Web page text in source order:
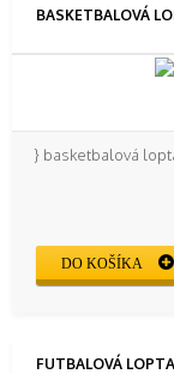
BASKETBALOVÁ
} basketbalová
DO KOŠÍKA
FUTBALOVÁ